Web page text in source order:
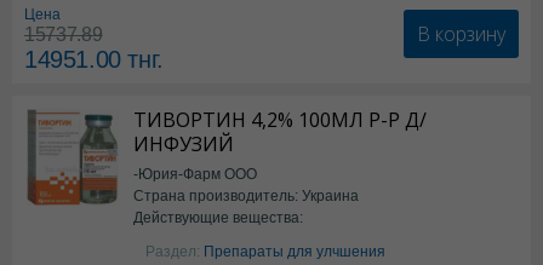
Цена
15737.89
14951.00тнг.
В корзину
ТИВОРТИН 4,2% 100МЛ Р-Р Д/
ИНФУЗИЙ
-Юрия-Фарм ООО
Страна производитель: Украина
Действующие вещества:
Аргинин
Раздел: Препараты для улчшения